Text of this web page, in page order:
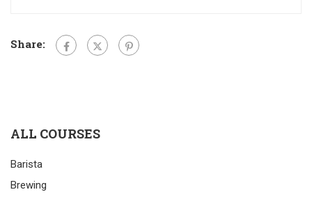
Share:
ALL COURSES
Barista
Brewing